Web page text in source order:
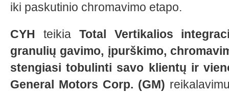
iki paskutinio chromavimo etapo.
CYH teikia Total Vertikalios
granulių gavimo, įpurškimo,
stengiasi tobulinti savo klientų ir
General Motors Corp. (GM)